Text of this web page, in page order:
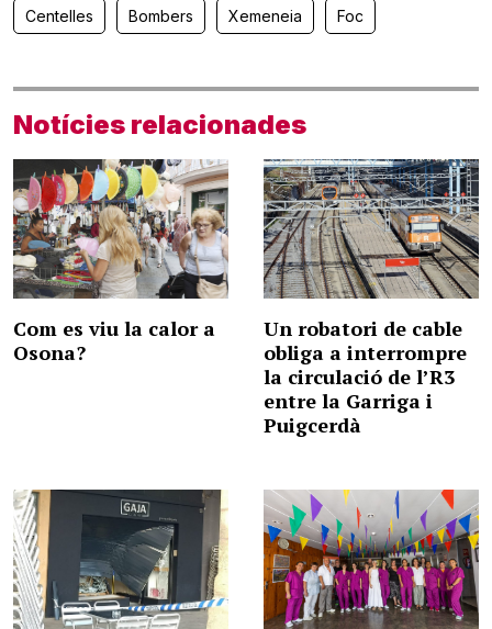
Centelles Bombers Xemeneia Foc
Notícies relacionades
Com es viu la calor a
Osona?
Un robatori de cable
obliga a interrompre
la circulació de l’R3
entre la Garriga i
Puigcerdà